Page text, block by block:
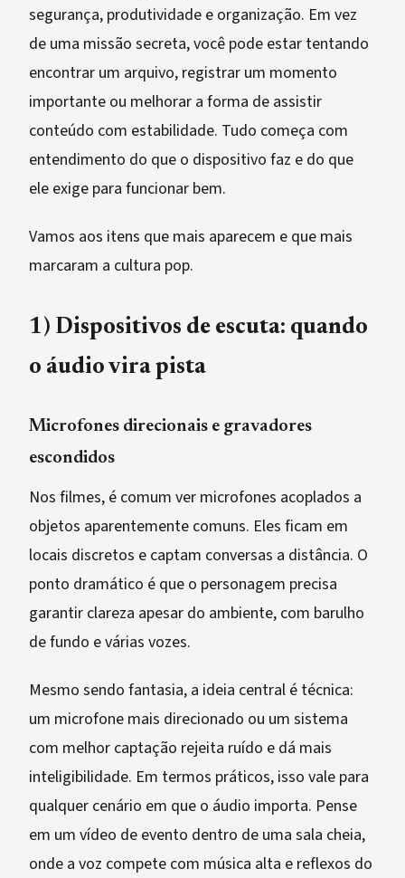
segurança, produtividade e organização. Em vez
de uma missão secreta, você pode estar tentando
encontrar um arquivo, registrar um momento
importante ou melhorar a forma de assistir
conteúdo com estabilidade. Tudo começa com
entendimento do que o dispositivo faz e do que
ele exige para funcionar bem.
Vamos aos itens que mais aparecem e que mais
marcaram a cultura pop.
1) Dispositivos de escuta: quando
o áudio vira pista
Microfones direcionais e gravadores
escondidos
Nos filmes, é comum ver microfones acoplados a
objetos aparentemente comuns. Eles ficam em
locais discretos e captam conversas a distância. O
ponto dramático é que o personagem precisa
garantir clareza apesar do ambiente, com barulho
de fundo e várias vozes.
Mesmo sendo fantasia, a ideia central é técnica:
um microfone mais direcionado ou um sistema
com melhor captação rejeita ruído e dá mais
inteligibilidade. Em termos práticos, isso vale para
qualquer cenário em que o áudio importa. Pense
em um vídeo de evento dentro de uma sala cheia,
onde a voz compete com música alta e reflexos do